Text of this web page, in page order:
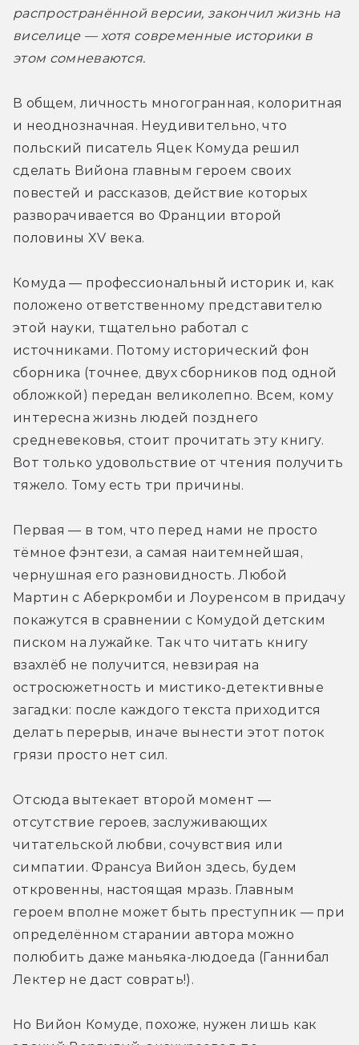
распространённой версии, закончил жизнь на
виселице — хотя современные историки в
этом сомневаются.
В общем, личность многогранная, колоритная
и неоднозначная. Неудивительно, что
польский писатель Яцек Комуда решил
сделать Вийона главным героем своих
повестей и рассказов, действие которых
разворачивается во Франции второй
половины XV века.
Комуда — профессиональный историк и, как
положено ответственному представителю
этой науки, тщательно работал с
источниками. Потому исторический фон
сборника (точнее, двух сборников под одной
обложкой) передан великолепно. Всем, кому
интересна жизнь людей позднего
средневековья, стоит прочитать эту книгу.
Вот только удовольствие от чтения получить
тяжело. Тому есть три причины.
Первая — в том, что перед нами не просто
тёмное фэнтези, а самая наитемнейшая,
чернушная его разновидность. Любой
Мартин с Аберкромби и Лоуренсом в придачу
покажутся в сравнении с Комудой детским
писком на лужайке. Так что читать книгу
взахлёб не получится, невзирая на
остросюжетность и мистико-детективные
загадки: после каждого текста приходится
делать перерыв, иначе вынести этот поток
грязи просто нет сил.
Отсюда вытекает второй момент —
отсутствие героев, заслуживающих
читательской любви, сочувствия или
симпатии. Франсуа Вийон здесь, будем
откровенны, настоящая мразь. Главным
героем вполне может быть преступник — при
определённом старании автора можно
полюбить даже маньяка-людоеда (Ганнибал
Лектер не даст соврать!).
Но Вийон Комуде, похоже, нужен лишь как